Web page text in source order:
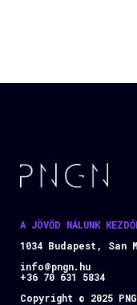
A JÖVŐD NÁLUNK
1034 Budapest,
info@pngn.hu
+36 70 631 5834
Copyright © 2025